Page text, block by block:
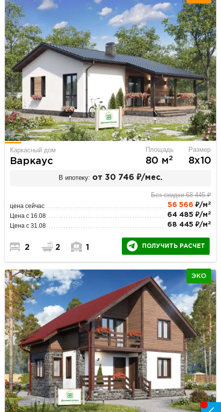
Каркасный дом
Варкаус
Площадь
80 м2
Размер
8х10
В ипотеку: от 30 746 ₽/мес.
Без скидки 68 445 ₽
цена сейчас 56 566 ₽/м 2
Цена с 16.08 64 485 ₽/м 2
Цена с 31.08 68 445 ₽/м 2
2 2 1 ПОЛУЧИТЬ РАСЧЕТ
ЭКО